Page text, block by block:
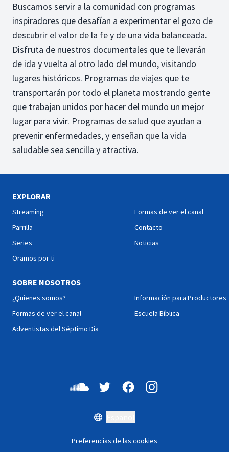
Buscamos servir a la comunidad con programas
inspiradores que desafían a experimentar el gozo de
descubrir el valor de la fe y de una vida balanceada.
Disfruta de nuestros documentales que te llevarán
de ida y vuelta al otro lado del mundo, visitando
lugares históricos. Programas de viajes que te
transportarán por todo el planeta mostrando gente
que trabajan unidos por hacer del mundo un mejor
lugar para vivir. Programas de salud que ayudan a
prevenir enfermedades, y enseñan que la vida
saludable sea sencilla y atractiva.
EXPLORAR
Streaming
Parrilla
Series
Oramos por ti
Formas de ver el canal
Contacto
Noticias
SOBRE NOSOTROS
¿Quienes somos?
Formas de ver el canal
Adventistas del Séptimo Día
Información para Productores
Escuela Bíblica
Preferencias de las cookies